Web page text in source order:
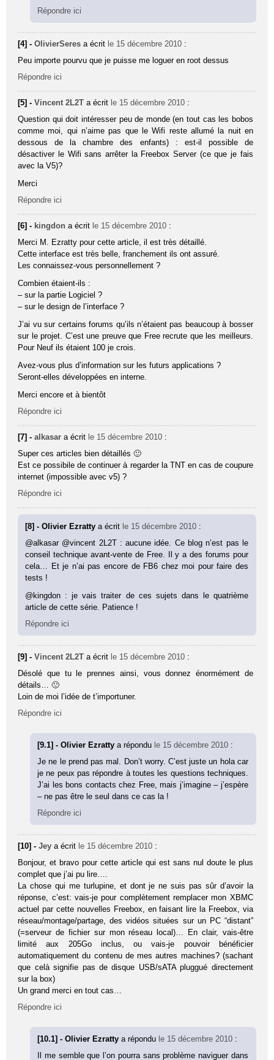
Répondre ici
[4] -OlivierSeres a écrit le 15 décembre 2010 :
Peu importe pourvu que je puisse me loguer en root dessus
Répondre ici
[5] -Vincent 2L2T a écrit le 15 décembre 2010 :
Question qui doit intéresser peu de monde (en tout cas les bobos
comme moi, qui n’aime pas que le Wifi reste allumé la nuit en
dessous de la chambre des enfants) : est-il possible de
désactiver le Wifi sans arrêter la Freebox Server (ce que je fais
avec la V5)?
Merci
Répondre ici
[6] - kingdon a écrit le 15 décembre 2010 :
Merci M. Ezratty pour cette article, il est très détaillé.
Cette interface est très belle, franchement ils ont assuré.
Les connaissez-vous personnellement ?
Combien étaient-ils :
– sur la partie Logiciel ?
– sur le design de l’interface ?
J’ai vu sur certains forums qu’ils n’étaient pas beaucoup à bosser
sur le projet. C’est une preuve que Free recrute que les meilleurs.
Pour Neuf ils étaient 100 je crois.
Avez-vous plus d’information sur les futurs applications ?
Seront-elles développées en interne.
Merci encore et à bientôt
Répondre ici
[7] -alkasar a écrit le 15 décembre 2010 :
Super ces articles bien détaillés 🙂
Est ce possibile de continuer à regarder la TNT en cas de coupure
internet (impossible avec v5) ?
Répondre ici
[8] - Olivier Ezrattya écrit le 15 décembre 2010 :
@alkasar @vincent 2L2T : aucune idée. Ce blog n’est pas le
conseil technique avant-vente de Free. Il y a des forums pour
cela… Et je n’ai pas encore de FB6 chez moi pour faire des
tests !
@kingdon : je vais traiter de ces sujets dans le quatrième
article de cette série. Patience !
Répondre ici
[9] -Vincent 2L2T a écrit le 15 décembre 2010 :
Désolé que tu le prennes ainsi, vous donnez énormément de
détails… 🙁
Loin de moi l’idée de t’importuner.
Répondre ici
[9.1] - Olivier Ezrattya répondu le 15 décembre 2010 :
Je ne le prend pas mal. Don’t worry. C’est juste un hola car
je ne peux pas répondre à toutes les questions techniques.
J’ai les bons contacts chez Free, mais j’imagine – j’espère
– ne pas être le seul dans ce cas la !
Répondre ici
[10] -Jey a écrit le 15 décembre 2010 :
Bonjour, et bravo pour cette article qui est sans nul doute le plus
complet que j’ai pu lire….
La chose qui me turlupine, et dont je ne suis pas sûr d’avoir la
réponse, c’est: vais-je pour complètement remplacer mon XBMC
actuel par cette nouvelles Freebox, en faisant lire la Freebox, via
réseau/montage/partage, des vidéos situées sur un PC “distant”
(=serveur de fichier sur mon réseau local)… En clair, vais-être
limité aux 205Go inclus, ou vais-je pouvoir bénéficier
automatiquement du contenu de mes autres machines? (sachant
que celà signifie pas de disque USB/sATA pluggué directement
sur la box)
Un grand merci en tout cas…
Répondre ici
[10.1] - Olivier Ezrattya répondu le 15 décembre 2010 :
Il me semble que l’on pourra sans problème naviguer dans